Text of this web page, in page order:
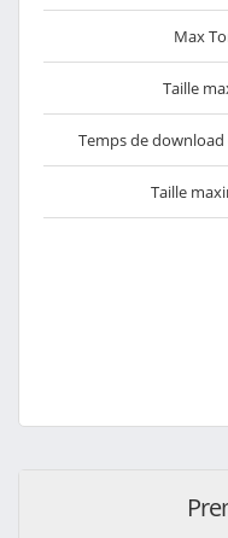
Max
Taille
Temps de
Taille